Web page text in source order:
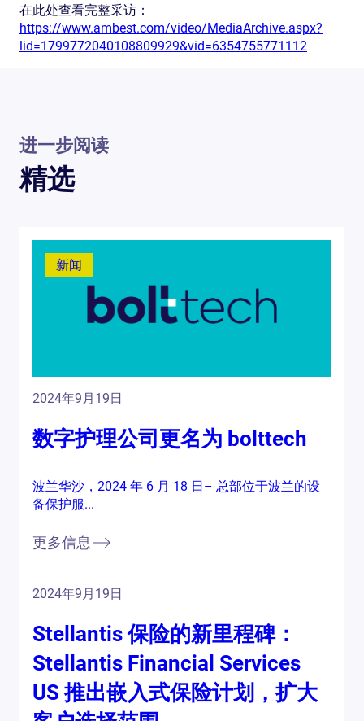
在此处查看完整采访：
https://www.ambest.com/video/MediaArchive.aspx?
lid=1799772040108809929&vid=6354755771112
进一步阅读
精选
新闻
2024年9月19日
数字护理公司更名为 bolttech
波兰华沙，2024 年 6 月 18 日– 总部位于波兰的设
备保护服...
更多信息
2024年9月19日
Stellantis 保险的新里程碑：
Stellantis Financial Services
US 推出嵌入式保险计划，扩大